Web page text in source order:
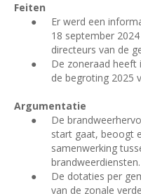
Feiten
●
Er werd een
18 september
directeurs van de
●
De zoneraad heeft
de begroting 2025
Argumentatie
●
De
start gaat, beoogt
samenwerking
brandweerdiensten.
●
De dotaties per
van de zonale